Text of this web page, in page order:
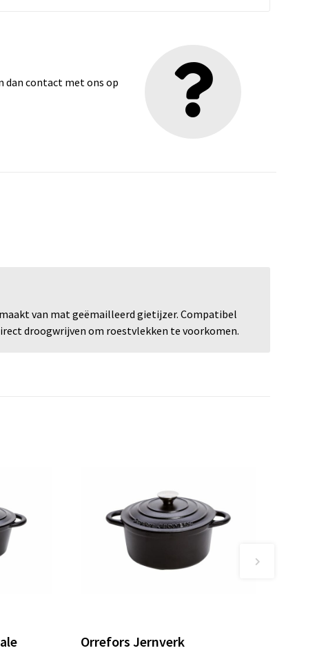
dan contact met ons op
van mat geëmailleerd gietijzer. Compatibel
droogwrijven om roestvlekken te voorkomen.
Orrefors Jernverk